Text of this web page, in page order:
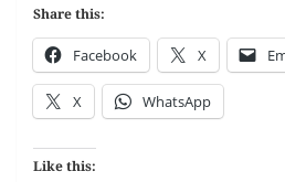
Share this:
Facebook X
X WhatsApp
Like this: